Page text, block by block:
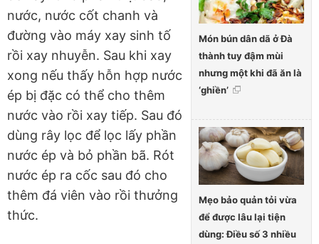
Món bún dân dã ở Đà
thành tuy đậm mùi
nhưng một khi đã ăn là
‘ghiền’
Mẹo bảo quản tỏi vừa
để được lâu lại tiện
dùng: Điều số 3 nhiều
nước, nước cốt chanh và
đường vào máy xay sinh tố
rồi xay nhuyễn. Sau khi xay
xong nếu thấy hỗn hợp nước
ép bị đặc có thể cho thêm
nước vào rồi xay tiếp. Sau đó
dùng rây lọc để lọc lấy phần
nước ép và bỏ phần bã. Rót
nước ép ra cốc sau đó cho
thêm đá viên vào rồi thưởng
thức.